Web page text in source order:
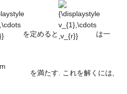
を定めると
v_{1},\cdots
,v_{r}}
は一
を満たす. これを解くには,